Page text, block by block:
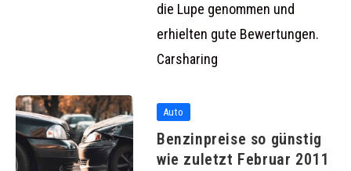
die Lupe genommen und
erhielten gute Bewertungen.
Carsharing
Auto
Benzinpreise so günstig
wie zuletzt Februar 2011